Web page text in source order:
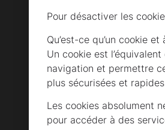
Pour désactiver les
Qu’est-ce qu’un cookie
Un cookie est
navigation et permettre
plus sécurisées et
Les cookies absolument
pour accéder à des